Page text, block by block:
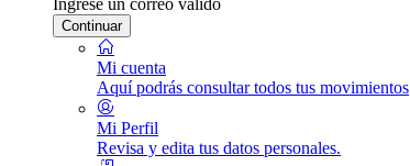
Continuar
Mi cuenta
Aquí podrás consultar todos tus movimientos
Mi Perfil
Revisa y edita tus datos personales.